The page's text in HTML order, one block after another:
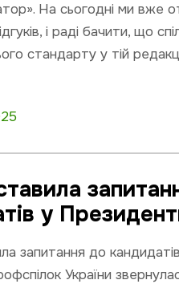
На сьогодні ми вже
і раді бачити, що
стандарту у тій
у
запитання до
України